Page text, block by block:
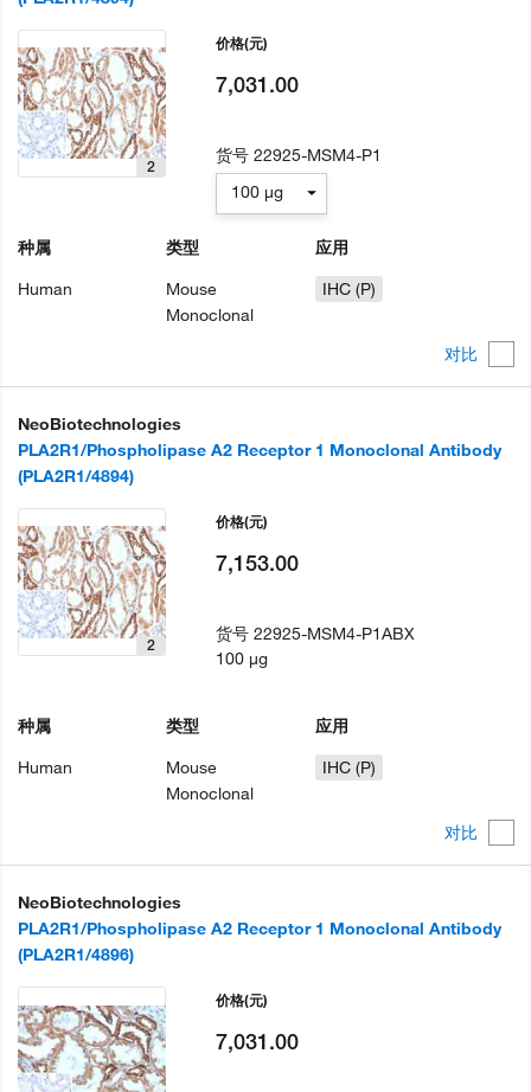
对比
2
种属
Human
类型
Mouse
Monoclonal
应用
IHC (P)
价格(元)
7,031.00
货号22925-MSM4-P1
100 µg
NeoBiotechnologies
PLA2R1/Phospholipase A2 Receptor 1 Monoclonal Antibody
(PLA2R1/4894)
对比
2
种属
Human
类型
Mouse
Monoclonal
应用
IHC (P)
价格(元)
7,153.00
货号22925-MSM4-P1ABX
100 µg
NeoBiotechnologies
PLA2R1/Phospholipase A2 Receptor 1 Monoclonal Antibody
(PLA2R1/4896)
价格(元)
7,031.00